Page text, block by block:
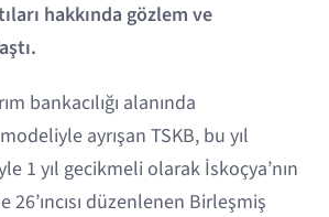
hakkında gözlem ve
bankacılığı alanında
ayrışan TSKB, bu yıl
1 yıl gecikmeli olarak İskoçya’nın
26’ıncısı düzenlenen Birleşmiş